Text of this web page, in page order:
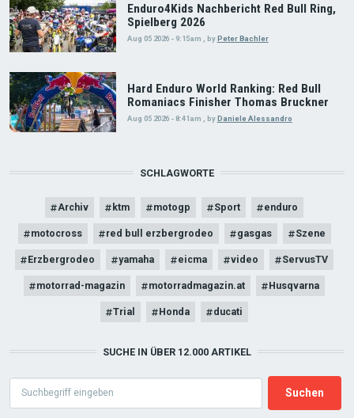
Enduro4Kids Nachbericht Red Bull Ring,
Spielberg 2026
Aug 05 2026 - 9:15am byPeter Bachler
Hard Enduro World Ranking: Red Bull
Romaniacs Finisher Thomas Bruckner
Aug 05 2026 - 8:41am byDaniele Alessandro
SCHLAGWORTE
Archiv ktm motogp Sport enduro
motocross red bull erzbergrodeo gasgas Szene
Erzbergrodeo yamaha eicma video ServusTV
motorrad-magazin motorradmagazin.at Husqvarna
Trial Honda ducati
SUCHE IN ÜBER 12.000 ARTIKEL